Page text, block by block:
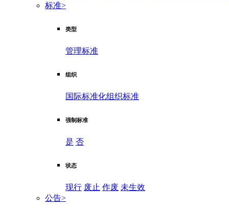
标准>
类型
管理标准
组织
国际标准化组织标准
强制标准
是 否
状态
现行 废止 作废 未生效
公告>